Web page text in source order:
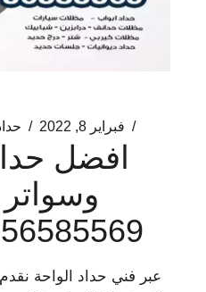
فبراير 8, 2022
افضل
وسواتر
56585569 للسيارات
عبر فني حداد الواحة